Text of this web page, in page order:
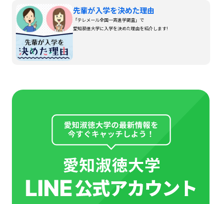
先輩が入学を決めた理由
「テレメール全国一斉進学調査」で
愛知淑徳大学に入学を決めた理由を紹介します!